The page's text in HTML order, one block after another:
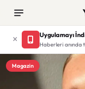
Uygulamayı
Haberleri anında
Magazin